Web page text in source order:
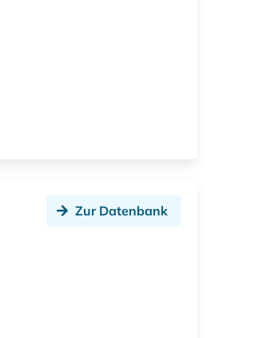
Zur Datenbank